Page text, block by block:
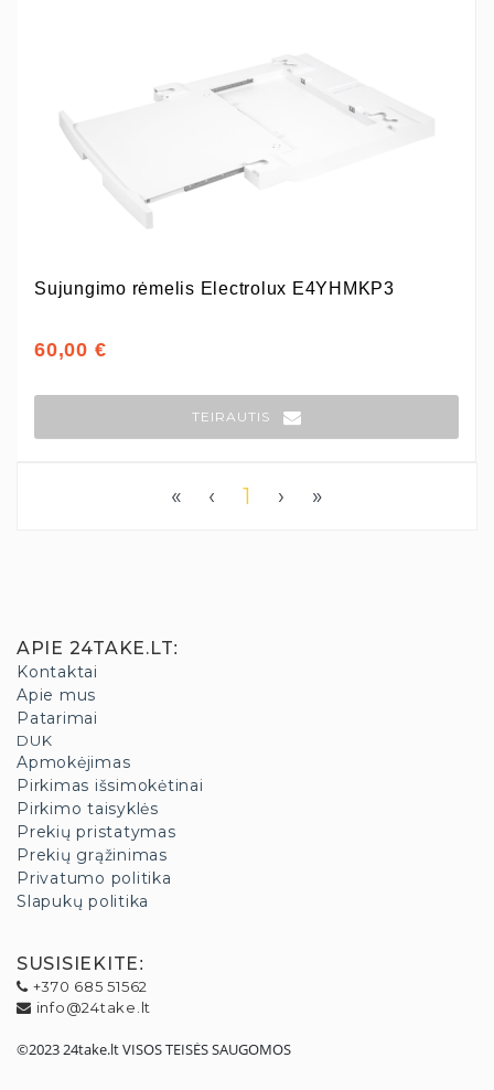
Sujungimo rėmelis Electrolux E4YHMKP3
60,00 €
TEIRAUTIS
« ‹ 1 › »
APIE 24TAKE.LT:
Kontaktai
Apie mus
Patarimai
DUK
Apmokėjimas
Pirkimas išsimokėtinai
Pirkimo taisyklės
Prekių pristatymas
Prekių grąžinimas
Privatumo politika
Slapukų politika
SUSISIEKITE:
+370 685 51562
info@24take.lt
©2023 24take.lt VISOS TEISĖS SAUGOMOS